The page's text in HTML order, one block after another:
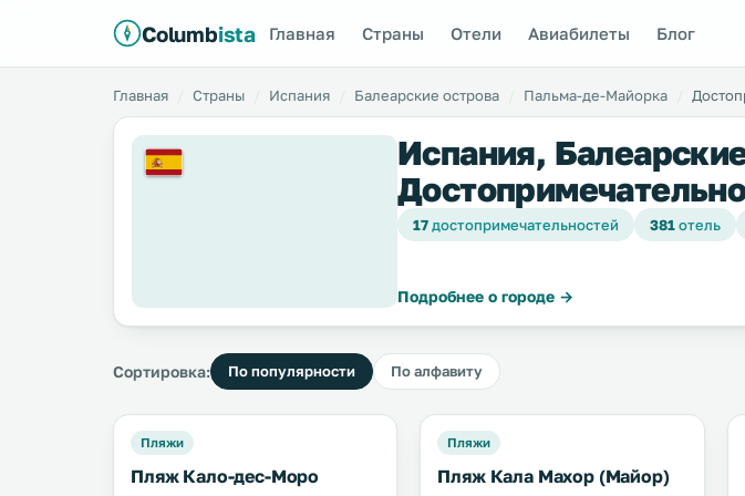
Columbista Главная Страны Отели Авиабилеты Блог
Главная Страны Испания Балеарские острова Пальма-де-Майорка
Испания,
17достопримечательностей 381отель
Подробнее о городе →
Сортировка: По популярности По алфавиту
Пляжи
Пляж Кало-дес-Моро
Пляжи
Пляж Кала Махор (Майор)